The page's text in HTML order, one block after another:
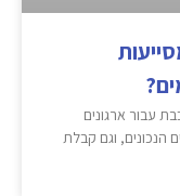
עבור ארגונים
הנכונים, וגם קבלת